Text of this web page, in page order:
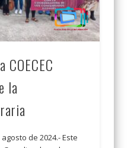
la
de 2024.- Este